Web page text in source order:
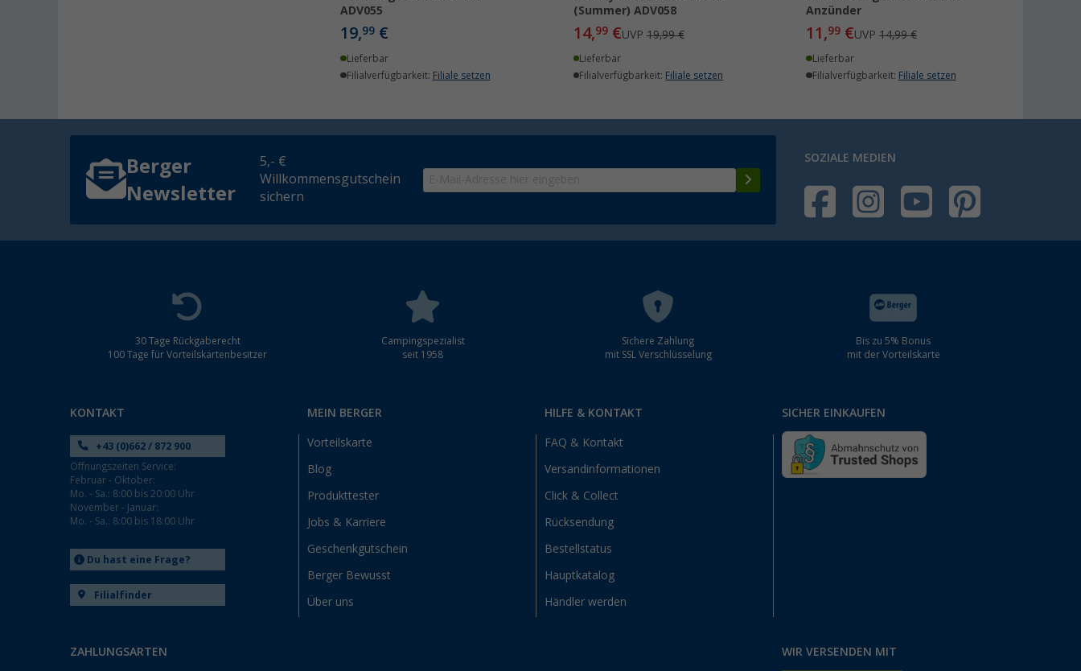
ADV055
19,99 €
Lieferbar
Filialverfügbarkeit: Filiale setzen
(Summer) ADV058
14,99€UVP19,99 €
Lieferbar
Filialverfügbarkeit: Filiale setzen
Anzünder
11,99 €UVP14,99 €
Lieferbar
Filialverfügbarkeit: Filiale setzen
Berger
Newsletter
5,- €
Willkommensgutschein
sichern
SOZIALE MEDIEN
30 Tage Rückgaberecht
100 Tage für Vorteilskartenbesitzer
Campingspezialist
seit 1958
Sichere Zahlung
mit SSL Verschlüsselung
Bis zu 5% Bonus
mit der Vorteilskarte
KONTAKT
+43 (0)662 / 872 900
Öffnungszeiten Service:
Februar - Oktober:
Mo. - Sa.: 8:00 bis 20:00 Uhr
November - Januar:
Mo. - Sa.: 8:00 bis 18:00 Uhr
Du hast eine Frage?
Filialfinder
MEIN BERGER
Vorteilskarte
Blog
Produkttester
Jobs & Karriere
Geschenkgutschein
Berger Bewusst
Über uns
HILFE & KONTAKT
FAQ & Kontakt
Versandinformationen
Click & Collect
Rücksendung
Bestellstatus
Hauptkatalog
Händler werden
SICHER EINKAUFEN
ZAHLUNGSARTEN WIR VERSENDEN MIT